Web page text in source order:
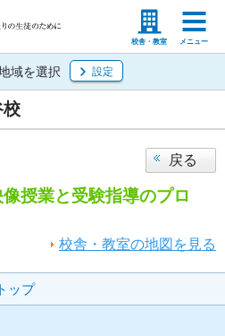
校舎・教室 メニュー
高等学校の先生
域を選択 設定
校
戻る
授業と受験指導のプロ
校舎・教室の地図を見る
ップ